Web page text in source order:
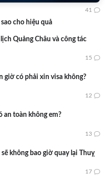
cho hiệu quả
41
Quảng Châu và công tác
15
giờ có phải xin visa không?
12
an toàn không em?
13
không bao giờ quay lại Thuỵ
17